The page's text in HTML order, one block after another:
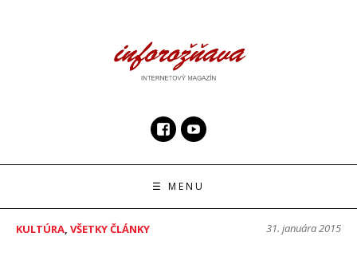
☰ MENU
KULTÚRA, VŠETKY ČLÁNKY 31. januára 2015